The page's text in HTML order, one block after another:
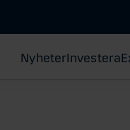
NyheterInvestera